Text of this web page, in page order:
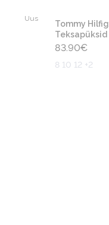
Uus
Tommy
Teksapüksid
83.90€
8 10 12 +2